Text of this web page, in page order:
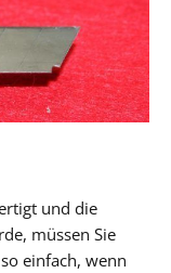
und die
müssen Sie
einfach, wenn